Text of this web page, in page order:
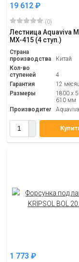
19 612 ₽
(0)
Лестница Aquaviva
MX-415 (4 ступ.)
Страна
производства
Китай
Кол-во
ступеней
4
Гарантия
12
Размеры
1800 х
610 мм
Производитель Aquaviva
1 773 ₽